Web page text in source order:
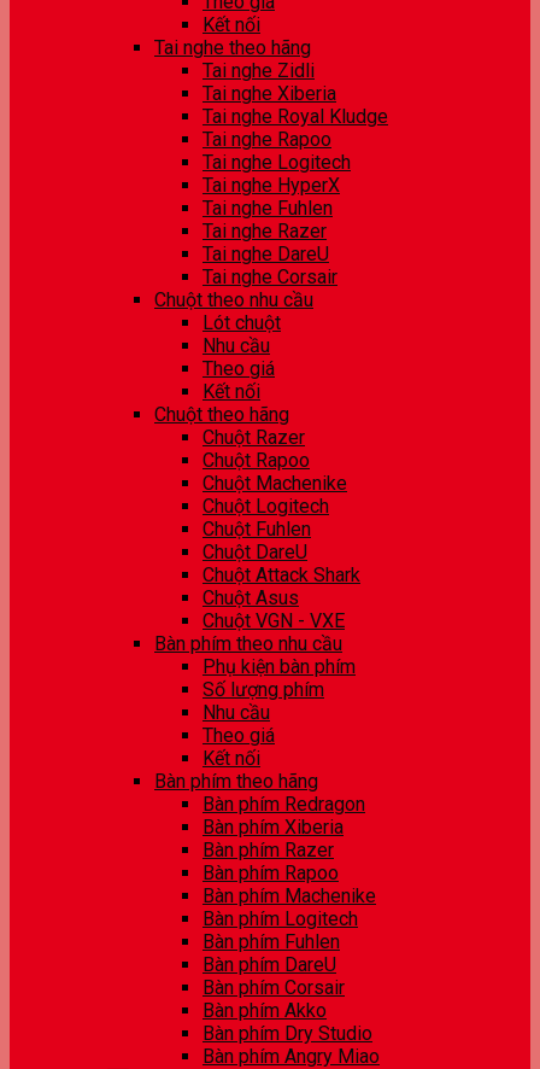
Kết nối
Tai nghe theo hãng
Tai nghe Zidli
Tai nghe Xiberia
Tai nghe Royal Kludge
Tai nghe Rapoo
Tai nghe Logitech
Tai nghe HyperX
Tai nghe Fuhlen
Tai nghe Razer
Tai nghe DareU
Tai nghe Corsair
Chuột theo nhu cầu
Lót chuột
Nhu cầu
Theo giá
Kết nối
Chuột theo hãng
Chuột Razer
Chuột Rapoo
Chuột Machenike
Chuột Logitech
Chuột Fuhlen
Chuột DareU
Chuột Attack Shark
Chuột Asus
Chuột VGN - VXE
Bàn phím theo nhu cầu
Phụ kiện bàn phím
Số lượng phím
Nhu cầu
Theo giá
Kết nối
Bàn phím theo hãng
Bàn phím Redragon
Bàn phím Xiberia
Bàn phím Razer
Bàn phím Rapoo
Bàn phím Machenike
Bàn phím Logitech
Bàn phím Fuhlen
Bàn phím DareU
Bàn phím Corsair
Bàn phím Akko
Bàn phím Dry Studio
Bàn phím Angry Miao